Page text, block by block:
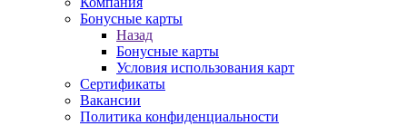
Бонусные карты
Назад
Бонусные карты
Условия использования карт
Сертификаты
Вакансии
Политика конфиденциальности